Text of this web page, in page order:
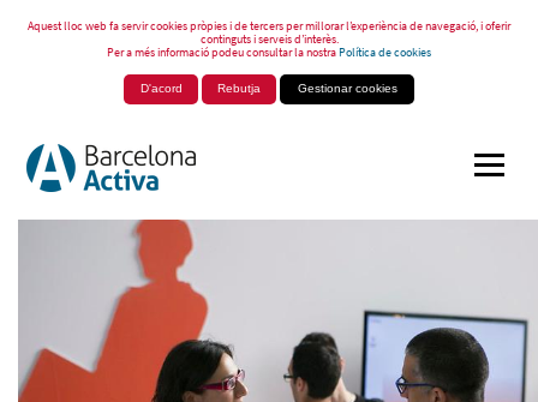
Aquest lloc web fa servir cookies pròpies i de tercers per millorar l’experiència de navegació, i oferir
continguts i serveis d’interès.
Per a més informació podeu consultar la nostraPolítica de cookies
D'acord Rebutja Gestionar cookies